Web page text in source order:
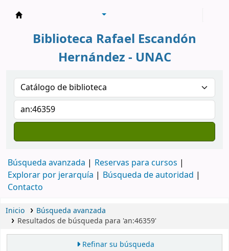
Biblioteca Rafael Escandón
Hernández - UNAC
Búsqueda avanzada
Reservas para cursos
Explorar por jerarquía
Búsqueda de autoridad
Contacto
Inicio
Búsqueda avanzada
Resultados de búsqueda para 'an:46359'
Refinar su búsqueda